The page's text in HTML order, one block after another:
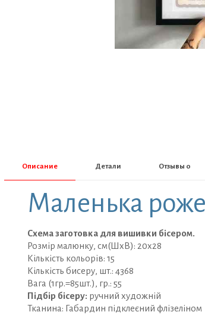
Описание Детали Отзывы 0
Маленька
Схема заготовка для вишивки бісером.
Розмір малюнку, см(ШхВ): 20х28
Кількість кольорів: 15
Кількість бисеру, шт.: 4368
Вага (1гр.=85шт.), гр.: 55
Підбір бісеру: ручний художній
Тканина: Габардин підклеєний флізеліном